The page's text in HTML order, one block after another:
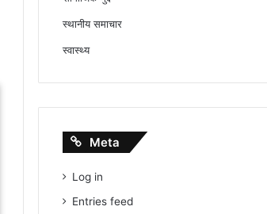
स्थानीय समाचार
स्वास्थ्य
Meta
Log in
Entries feed